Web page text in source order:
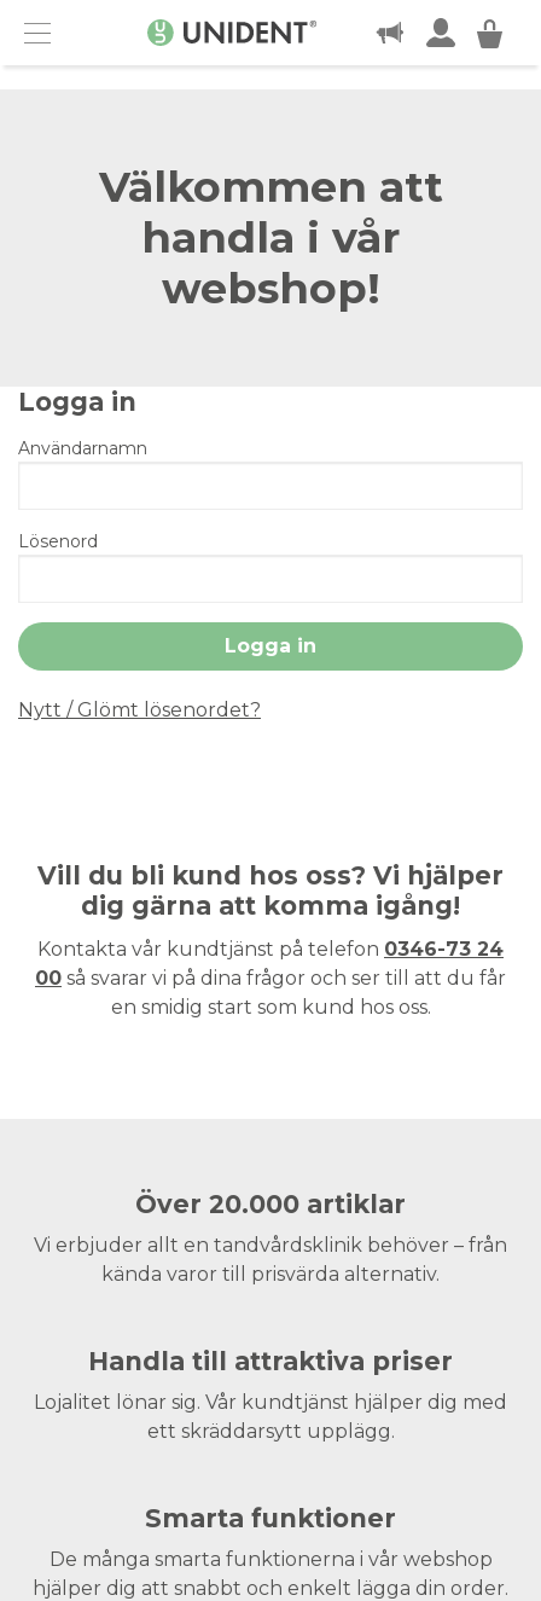
Menu
KONTAKT
Välkommen att
handla i vår
webshop!
Logga in
Användarnamn
Lösenord
Nytt / Glömt lösenordet?
Vill du bli kund hos oss? Vi hjälper
dig gärna att komma igång!
Kontakta vår kundtjänst på telefon 0346-73 24
00 så svarar vi på dina frågor och ser till att du får
en smidig start som kund hos oss.
Över 20.000 artiklar
Vi erbjuder allt en tandvårdsklinik behöver – från
kända varor till prisvärda alternativ.
Handla till attraktiva priser
Lojalitet lönar sig. Vår kundtjänst hjälper dig med
ett skräddarsytt upplägg.
Smarta funktioner
De många smarta funktionerna i vår webshop
hjälper dig att snabbt och enkelt lägga din order.